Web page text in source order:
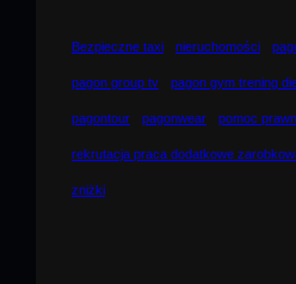
Bezpieczne taxi nieruchomości
pagon group tv pagon gym trening
pagontour pagonwear pomoc
rekrutacja praca dodatkowe
zniżki